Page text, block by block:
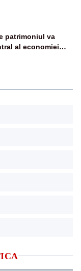
nu șținem omaneii
patrimoniul va
al economiei